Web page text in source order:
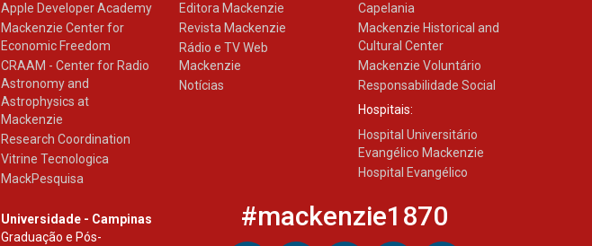
Apple Developer Academy
Mackenzie Center for
Economic Freedom
CRAAM - Center for Radio
Astronomy and
Astrophysics at
Mackenzie
Research Coordination
Vitrine Tecnologica
MackPesquisa
Editora Mackenzie
Revista Mackenzie
Rádio e TV Web
Mackenzie
Notícias
Capelania
Mackenzie Historical and
Cultural Center
Mackenzie Voluntário
Responsabilidade Social
Hospitais:
Hospital Universitário
Evangélico Mackenzie
Hospital Evangélico
Universidade - Campinas
Graduação e Pós-
#mackenzie1870